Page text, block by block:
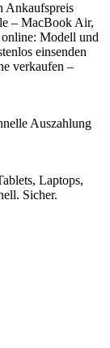
Ankaufspreis
– MacBook Air,
Modell und
einsenden
verkaufen –
Auszahlung
Laptops,
Sicher.